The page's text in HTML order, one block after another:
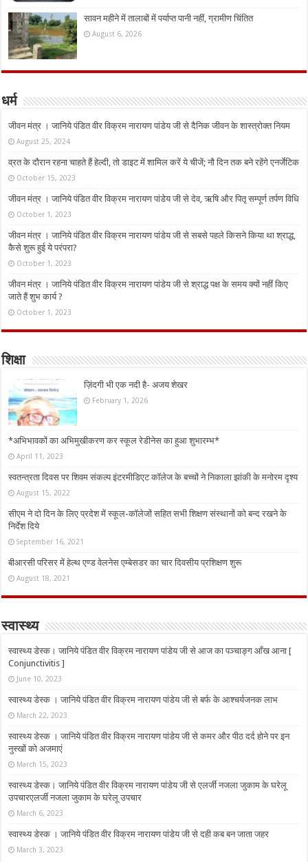
सावन महीने में तालाबों में पर्याप्त पानी नहीं, ग्रामीण चिंतित
August 6, 2026
धर्म
जीवन मंत्र । जानिये पंडित वीर विक्रम नारायण पांडेय जी से दैनिक जीवन के शास्त्रोक्त नियम
August 25, 2024
व्रत के दौरान रहना चाहते हैं हेल्दी, तो डाइट में शामिल करें ये चीजें; नौ दिन तक बने रहेंगे एनर्जेटिक
October 15, 2023
जीवन मंत्र । जानिये पंडित वीर विक्रम नारायण पांडेय जी से देव, ऋषि और पितृ सम्पूर्ण तर्पण विधि
October 1, 2023
जीवन मंत्र । जानिये पंडित वीर विक्रम नारायण पांडेय जी से सबसे पहले किसने किया था श्राद्ध,
कैसे शुरू हुई ये परंपरा?
October 1, 2023
जीवन मंत्र । जानिये पंडित वीर विक्रम नारायण पांडेय जी से श्राद्ध पक्ष के समय क्यों नहीं किए
जाते हैं शुभ कार्य ?
October 1, 2023
शिक्षा
ज़िंदगी भी एक नदी है- अजय शेखर
February 1, 2026
*अभिभावकों का अभिमुखीकरण कर स्कूल रेडीनेस का हुआ शुभारम्भ*
April 11, 2023
स्वतन्त्रता दिवस पर शिवम संकल्प इंटरमीडिएट कॉलेज के बच्चों ने निकाला झांकी के मनोरम दृश्य
August 15, 2022
सीएम ने दो दिन के लिए प्रदेश में स्कूल-कॉलेजों सहित सभी शिक्षण संस्थानों को बन्द रखने के
निर्देश दिये
September 16, 2021
बीआरसी परिसर में हेल्थ एण्ड वेलनेस एम्बेसडर का चार दिवसीय प्रशिक्षण शुरू
August 18, 2021
स्वास्थ्य
स्वास्थ्य डेस्क। जानिये पंडित वीर विक्रम नारायण पांडेय जी से आज का पञ्चाङ्ग आँख आना [
Conjunctivitis ]
June 10, 2023
स्वास्थ्य डेस्क । जानिये पंडित वीर विक्रम नारायण पांडेय जी से बर्फ के आश्चर्यजनक लाभ
March 22, 2023
स्वास्थ्य डेस्क । जानिये पंडित वीर विक्रम नारायण पांडेय जी से कमर और पीठ दर्द होने पर इन
नुस्‍खों को अजमाएं
March 15, 2023
स्वास्थ्य डेस्क। जानिये पंडित वीर विक्रम नारायण पांडेय जी से एलर्जी नजला जुकाम के घरेलू
उपचारएलर्जी नजला जुकाम के घरेलू उपचार
March 6, 2023
स्वास्थ्य डेस्क । जानिये पंडित वीर विक्रम नारायण पांडेय जी से दही कब बन जाता जहर
March 3, 2023